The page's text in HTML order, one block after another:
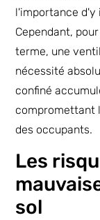
l'importance d'y
Cependant,
terme, une
nécessité
confiné
compromettant
des occupants.
Les
sol